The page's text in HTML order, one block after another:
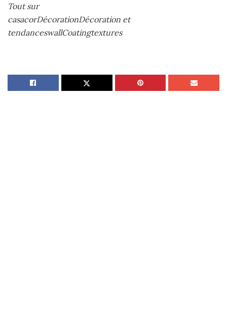
Tout sur
casacorDécorationDécoration et
tendanceswallCoatingtextures